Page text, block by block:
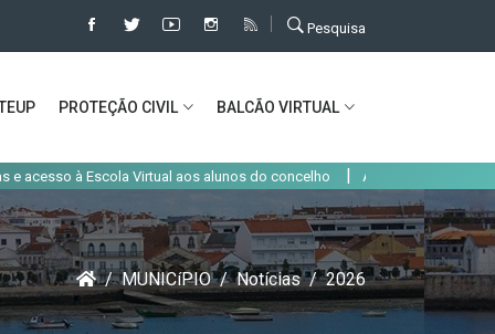
Pesquisa
PROTEÇÃO CIVIL BALCÃO VIRTUAL
à Escola Virtual aos alunos do concelho | Alteração de trânsito em
MUNICíPIO Notícias 2026